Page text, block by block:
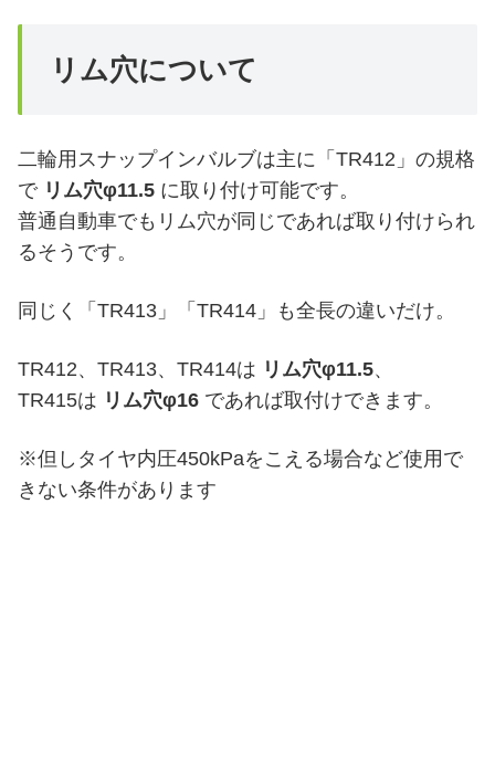
リム穴について
二輪用スナップインバルブは主に「TR412」の規格
で リム穴φ11.5 に取り付け可能です。
普通自動車でもリム穴が同じであれば取り付けられ
るそうです。
同じく「TR413」「TR414」も全長の違いだけ。
TR412、TR413、TR414は リム穴φ11.5、
TR415は リム穴φ16 であれば取付けできます。
※但しタイヤ内圧450kPaをこえる場合など使用で
きない条件があります